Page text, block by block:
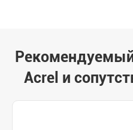
Рекомендуемый
Acrel и